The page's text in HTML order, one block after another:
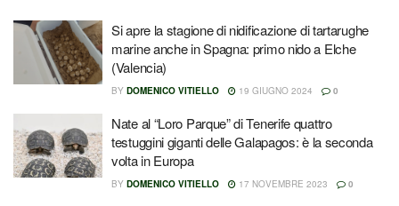
Si apre la stagione di nidificazione di tartarughe
marine anche in Spagna: primo nido a Elche
(Valencia)
BY DOMENICO VITIELLO 19 GIUGNO 2024 0
Nate al “Loro Parque” di Tenerife quattro
testuggini giganti delle Galapagos: è la seconda
volta in Europa
BY DOMENICO VITIELLO 17 NOVEMBRE 2023 0